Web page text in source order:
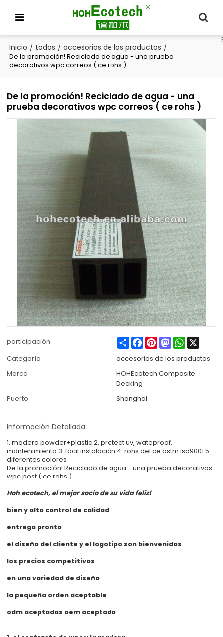
Inicio / todos / accesorios de los productos /
De la promoción! Reciclado de agua - una prueba
decorativos wpc correos ( ce rohs )
De la promoción! Reciclado de agua - una
prueba decorativos wpc correos ( ce rohs )
participación ShareFacebook
PinterestMastodonWhatsApp
X
Categoría
accesorios de los productos
Marca
HOHEcotech Composite
Decking
Puerto
Shanghai
Información Detallada
1. madera powder+plastic 2. pretect uv, wateproof,
mantenimiento 3. fácil instalación 4. rohs del ce astm iso9001 5.
diferentes colores
De la promoción! Reciclado de agua - una prueba decorativos
wpc post ( ce rohs )
Hoh ecotech, el mejor socio de su vida feliz!
bien y alto control de calidad
entrega pronto
el diseño del cliente y el logotipo son bienvenidos
los precios competitivos
en una variedad de diseño
la pequeña orden aceptable
odm aceptadas oem aceptado